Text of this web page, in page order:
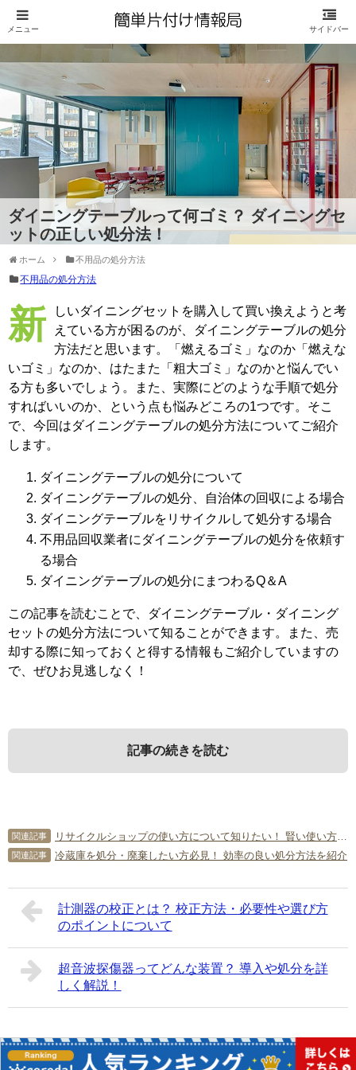
ダイニングテーブルって何ゴミ？ ダイニングセ
ットの正しい処分法！
ホーム 不用品の処分方法
不用品の処分方法
新しいダイニングセットを購入して買い換えようと考
えている方が困るのが、ダイニングテーブルの処分
方法だと思います。「燃えるゴミ」なのか「燃えな
いゴミ」なのか、はたまた「粗大ゴミ」なのかと悩んでい
る方も多いでしょう。また、実際にどのような手順で処分
すればいいのか、という点も悩みどころの1つです。そこ
で、今回はダイニングテーブルの処分方法についてご紹介
します。
ダイニングテーブルの処分について
ダイニングテーブルの処分、自治体の回収による場合
ダイニングテーブルをリサイクルして処分する場合
不用品回収業者にダイニングテーブルの処分を依頼す
る場合
ダイニングテーブルの処分にまつわるQ＆A
この記事を読むことで、ダイニングテーブル・ダイニング
セットの処分方法について知ることができます。また、売
却する際に知っておくと得する情報もご紹介していますの
で、ぜひお見逃しなく！
記事の続きを読む
1．ダイニングテーブルの処分につい
て
1-1．
ル？
ダイニングとは食事、テーブルとは卓のことですので、
ら、最近では食卓という用途だけに限らず、さまざまな場
面で使われるようになってきています。
3．ダイニングテーブルをリサイクル
して処分する場合
3-1．
用して色褪（あ）せたり傷がついたりしても、テーブルと
しての機能は衰えていないことも珍しくありません。まだ
た、使えるものをリサイクルするのは、環境にとってもい
いことですよ。
5．ダイニングテーブルの処分にまつ
わるQ＆A
5-1．
注意点はありますか？
ダイニングテーブルは総じて大きく重いですよね。ですか
ら、指定の時間に近づいてから運び出そうとしても、予想
迷惑です。回収当日は、早めに外に出してしまうようにし
ましょう。ただし、早めに出せばいいだろう、といって前
関連記事 リサイクルショップの使い方について知りたい！ 賢い使い方をマスターしよう！
関連記事 冷蔵庫を処分・廃棄したい方必見！ 効率の良い処分方法を紹介
計測器の校正とは？ 校正方法・必要性や選び方
のポイントについて
超音波探傷器ってどんな装置？ 導入や処分を詳
しく解説！
Copyright© 簡単片付け情報局 All Rights Reserved.